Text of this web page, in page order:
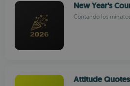
New Year's
Contando los
Attitude Quotes